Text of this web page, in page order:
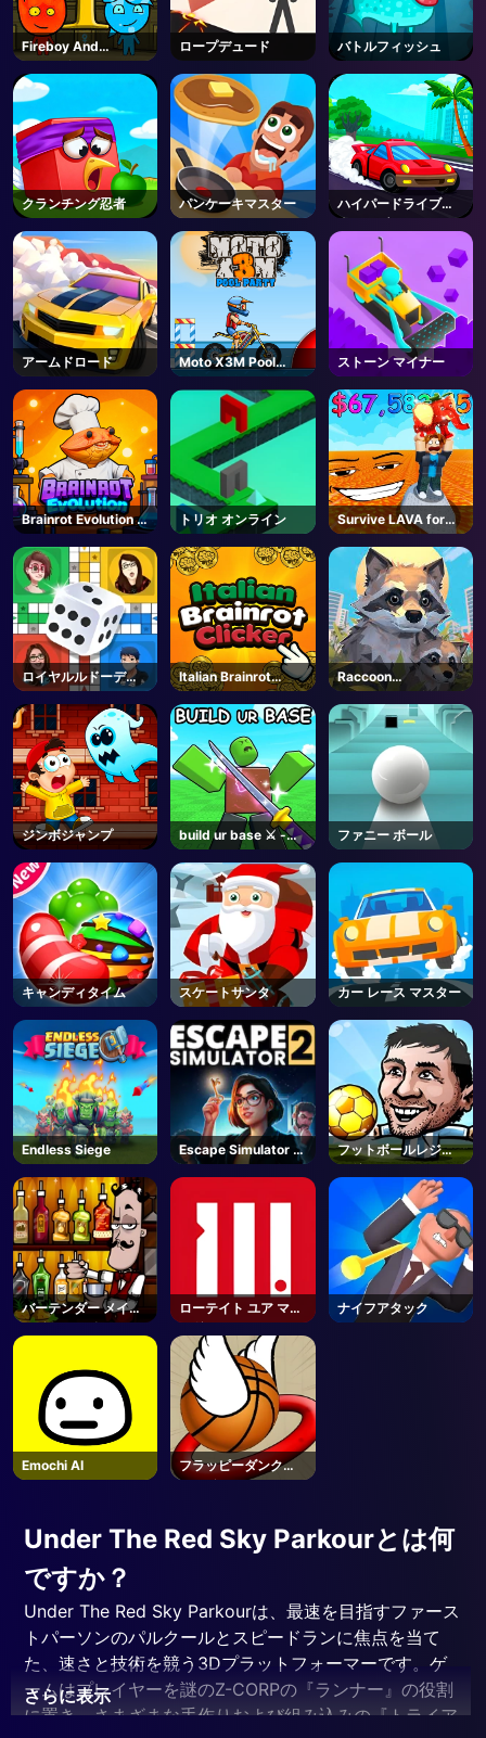
Fireboy And
Watergirl 1
ロープデュード バトルフィッシュ
クランチング忍者 パンケーキマスター
ハイパードライブス
ウィンガー
アームドロード
Moto X3M Pool
Party
ストーン マイナー
Brainrot Evolution -
Roblox
トリオ オンライン
Survive LAVA for
Brainrots! - Roblox
ロイヤルルドーデュ
エル
Italian Brainrot
Clicker 2
Raccoon
Adventure: City
Simulator 3D
ジンボジャンプ
build ur base ⚔️ -
Roblox
ファニー ボール
キャンディタイム スケートサンタ カー レース マスター
Endless Siege
Escape Simulator 2
- Steam
フットボールレジェ
ンド2019
バーテンダー メイク
ライト ミックス
ローテイト ユア マイ
ンド
ナイフアタック
Emochi AI
フラッピーダンクオ
ンライン
Under The Red Sky Parkourとは何
ですか？
Under The Red Sky Parkourは、最速を目指すファース
トパーソンのパルクールとスピードランに焦点を当て
た、速さと技術を競う3Dプラットフォーマーです。ゲ
ームはプレイヤーを謎のZ-CORPの『ランナー』の役割
に置き、さまざまな手作りおよび組み込みの『トライア
さらに表示